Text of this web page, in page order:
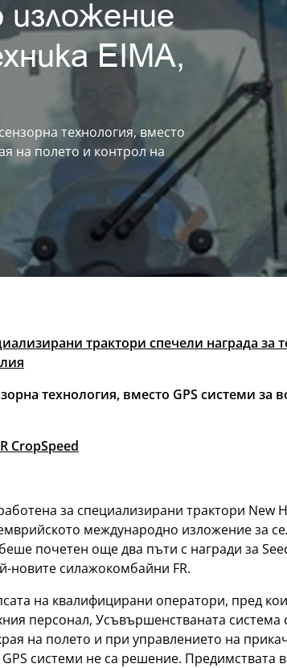
EIMA,
технология, вместо
на полето и контрол на
трактори спечели награда
технология, вместо GPS системи за
CropSpeed
за специализирани трактори New
международно изложение за
почетен още два пъти с награди за
новите силажокомбайни FR.
на квалифицирани оператори, пред
персонал, Усъвършенстваната
на полето и при управлението на
системи не са решение.